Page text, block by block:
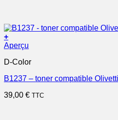
+
Aperçu
D-Color
B1237 – toner compatible
39,00 € TTC